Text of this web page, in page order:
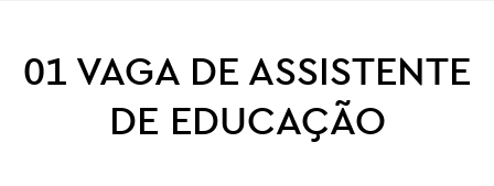
01 VAGA DE ASSISTENTE
DE EDUCAÇÃO